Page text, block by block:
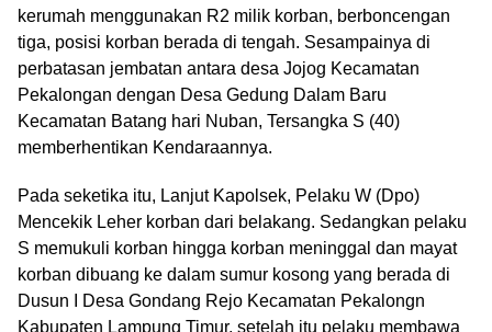
kerumah menggunakan R2 milik korban, berboncengan
tiga, posisi korban berada di tengah. Sesampainya di
perbatasan jembatan antara desa Jojog Kecamatan
Pekalongan dengan Desa Gedung Dalam Baru
Kecamatan Batang hari Nuban, Tersangka S (40)
memberhentikan Kendaraannya.
Pada seketika itu, Lanjut Kapolsek, Pelaku W (Dpo)
Mencekik Leher korban dari belakang. Sedangkan pelaku
S memukuli korban hingga korban meninggal dan mayat
korban dibuang ke dalam sumur kosong yang berada di
Dusun I Desa Gondang Rejo Kecamatan Pekalongn
Kabupaten Lampung Timur, setelah itu pelaku membawa